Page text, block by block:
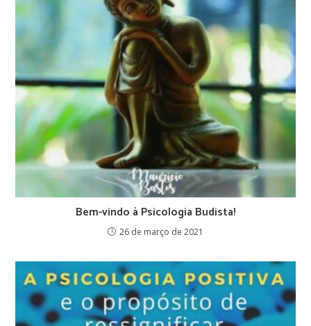
Bem-vindo à Psicologia Budista!
26 de março de 2021